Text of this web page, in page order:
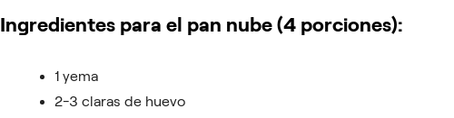
Ingredientes para el pan nube (4 porciones):
1 yema
2-3 claras de huevo